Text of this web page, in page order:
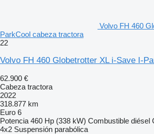
Volvo FH 460
ParkCool cabeza tractora
22
Volvo FH 460 Globetrotter XL i-Save I-
62.900 €
Cabeza tractora
2022
318.877 km
Euro 6
Potencia 460 Hp (338 kW) Combustible diésel
4x2 Suspensión parabólica